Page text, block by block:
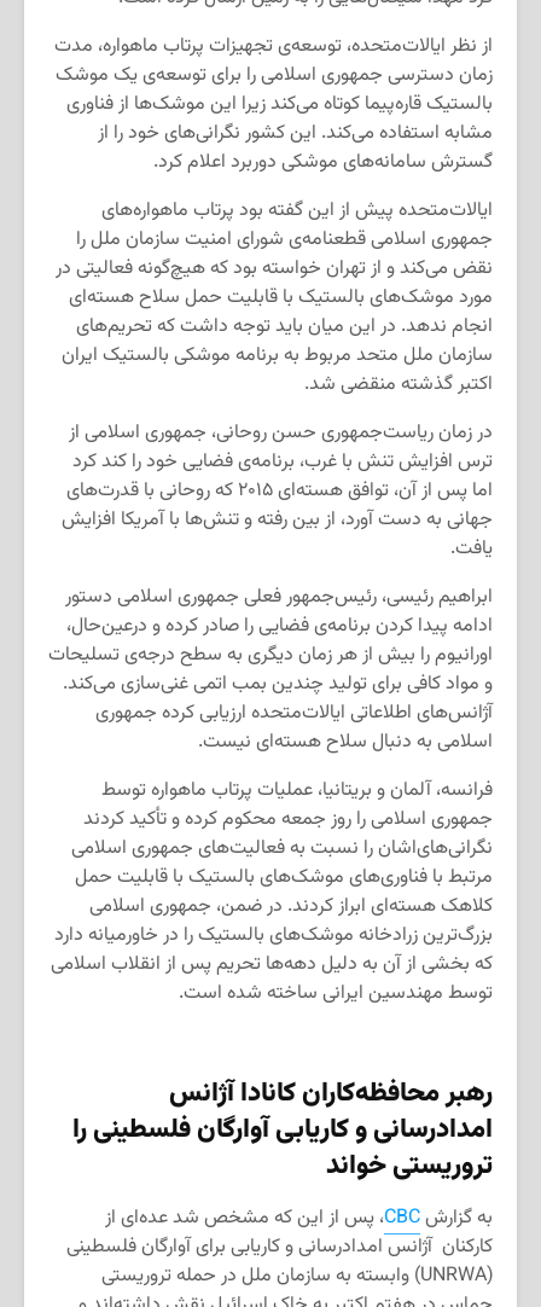
از نظر ایالات‌متحده، توسعه‌ی تجهیزات پرتاب ماهواره، مدت
زمان دسترسی جمهوری اسلامی را برای توسعه‌ی یک موشک
بالستیک قاره‌پیما کوتاه می‌کند زیرا این موشک‌ها از فناوری
مشابه استفاده می‌کند. این کشور نگرانی‌های خود را از
گسترش سامانه‌های موشکی دوربرد اعلام کرد.
ایالات‌متحده پیش از این گفته بود پرتاب ماهواره‌های
جمهوری اسلامی قطعنامه‌ی شورای امنیت سازمان ملل را
نقض می‌کند و از تهران خواسته بود که هیچ‌گونه فعالیتی در
مورد موشک‌های بالستیک با قابلیت حمل سلاح هسته‌ای
انجام ندهد. در این میان باید توجه داشت که تحریم‌های
سازمان ملل متحد مربوط به برنامه موشکی بالستیک ایران
اکتبر گذشته منقضی شد.
در زمان ریاست‌جمهوری حسن روحانی، جمهوری اسلامی از
ترس افزایش تنش با غرب، برنامه‌ی فضایی خود را کند کرد
اما پس از آن، توافق هسته‌ای ۲۰۱۵ که روحانی با قدرت‌های
جهانی به دست آورد، از بین رفته و تنش‌ها با آمریکا افزایش
یافت.
ابراهیم رئیسی، رئیس‌جمهور فعلی جمهوری اسلامی دستور
ادامه پیدا کردن برنامه‌ی فضایی را صادر کرده و درعین‌حال،
اورانیوم را بیش از هر زمان دیگری به سطح درجه‌ی تسلیحات
و مواد کافی برای تولید چندین بمب اتمی غنی‌سازی می‌کند.
آژانس‌های اطلاعاتی ایالات‌متحده ارزیابی کرده جمهوری
اسلامی به دنبال سلاح هسته‌ای نیست.
فرانسه، آلمان و بریتانیا، عملیات پرتاب ماهواره توسط
جمهوری اسلامی را روز جمعه محکوم کرده و تأکید کردند
نگرانی‌های‌اشان را نسبت به فعالیت‌های جمهوری اسلامی
مرتبط با فناوری‌های موشک‌های بالستیک با قابلیت حمل
کلاهک هسته‌ای ابراز کردند. در ضمن، جمهوری اسلامی
بزرگ‌ترین زرادخانه موشک‌های بالستیک را در خاورمیانه دارد
که بخشی از آن به دلیل دهه‌ها تحریم پس از انقلاب اسلامی
توسط مهندسین ایرانی ساخته شده است.
رهبر محافظه‌کاران کانادا آژانس
امدادرسانی و کاریابی آوارگان فلسطینی را
تروریستی خواند
به گزارشCBC، پس از این که مشخص شد عده‌ای از
کارکنان آژانس امدادرسانی و کاریابی برای آوارگان فلسطینی
(UNRWA) وابسته به سازمان ملل در حمله تروریستی